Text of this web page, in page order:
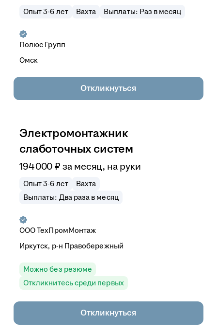
Опыт 3-6 лет Вахта Выплаты: Раз в месяц
Полюс Групп
Омск
Откликнуться
Электромонтажник
слаботочных систем
194 000 ₽ за месяц, на руки
Опыт 3-6 лет
Вахта
Выплаты: Два раза в месяц
ОООТехПромМонтаж
Иркутск, р-н Правобережный
Можно без резюме
Откликнитесь среди первых
Откликнуться